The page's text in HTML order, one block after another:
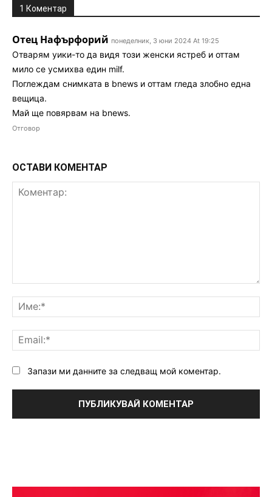
1 Коментар
Отец Нафърфорий понеделник, 3 юни 2024 At 19:25
Отварям уики-то да видя този женски ястреб и оттам
мило се усмихва един milf.
Поглеждам снимката в bnews и оттам гледа злобно една
вещица.
Май ще повярвам на bnews.
Отговор
ОСТАВИ КОМЕНТАР
Запази ми данните за следващ мой коментар.